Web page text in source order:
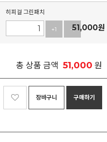
히피걸 그린패치
+1 -151,000원
총 상품 금액 51,000 원
장바구니 구매하기